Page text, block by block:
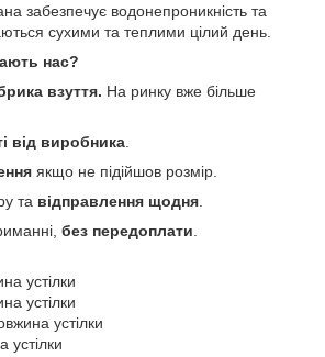
забезпечує водонепроникність та
сухими та теплими цілий день.
нас?
взуття. На ринку вже більше
від виробника
якщо не підійшов розмір.
та відправлення щодня
без передоплати
устілки
устілки
устілки